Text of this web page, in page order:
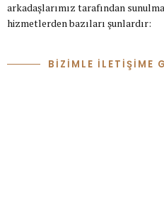
arkadaşlarımız tarafından
hizmetlerden bazıları şunlardır:
BİZİMLE İLETİŞİME